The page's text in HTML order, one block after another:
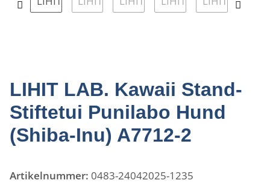
LIHIT LAB. Kawaii Stand-
Stiftetui Punilabo Hund
(Shiba-Inu) ‎A7712-2
Artikelnummer: 0483-24042025-1235